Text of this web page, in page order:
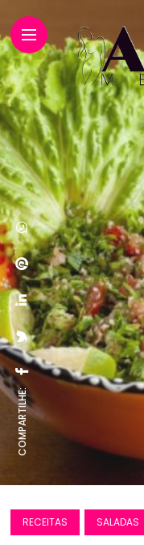
COMPARTILHE:
RECEITAS SALADAS